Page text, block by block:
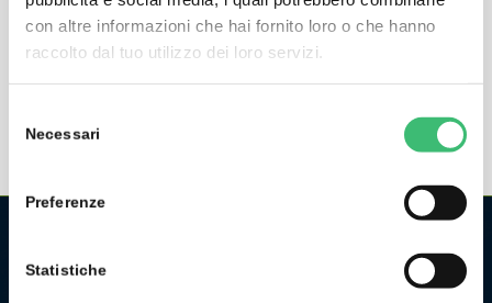
con altre informazioni che hai fornito loro o che hanno
raccolto dal tuo utilizzo dei loro servizi.
delNecessari
Preferenze
Statistiche
discontinued
CHI SIAMO